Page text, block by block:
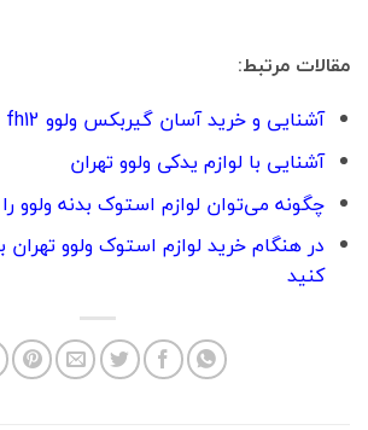
مقالات مرتبط:
آشنایی و خرید آسان گیربکس ولوو fh12
آشنایی با لوازم یدکی ولوو تهران
چگونه می‌توان لوازم استوک بدنه ولوو
در هنگام خرید لوازم استوک ولوو
کنید